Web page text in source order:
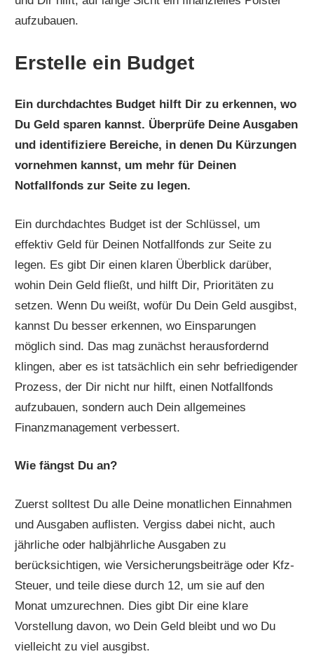
aufzubauen.
Erstelle ein Budget
Ein durchdachtes Budget hilft Dir zu erkennen, wo
Du Geld sparen kannst. Überprüfe Deine Ausgaben
und identifiziere Bereiche, in denen Du Kürzungen
vornehmen kannst, um mehr für Deinen
Notfallfonds zur Seite zu legen.
Ein durchdachtes Budget ist der Schlüssel, um
effektiv Geld für Deinen Notfallfonds zur Seite zu
legen. Es gibt Dir einen klaren Überblick darüber,
wohin Dein Geld fließt, und hilft Dir, Prioritäten zu
setzen. Wenn Du weißt, wofür Du Dein Geld ausgibst,
kannst Du besser erkennen, wo Einsparungen
möglich sind. Das mag zunächst herausfordernd
klingen, aber es ist tatsächlich ein sehr befriedigender
Prozess, der Dir nicht nur hilft, einen Notfallfonds
aufzubauen, sondern auch Dein allgemeines
Finanzmanagement verbessert.
Wie fängst Du an?
Zuerst solltest Du alle Deine monatlichen Einnahmen
und Ausgaben auflisten. Vergiss dabei nicht, auch
jährliche oder halbjährliche Ausgaben zu
berücksichtigen, wie Versicherungsbeiträge oder Kfz-
Steuer, und teile diese durch 12, um sie auf den
Monat umzurechnen. Dies gibt Dir eine klare
Vorstellung davon, wo Dein Geld bleibt und wo Du
vielleicht zu viel ausgibst.